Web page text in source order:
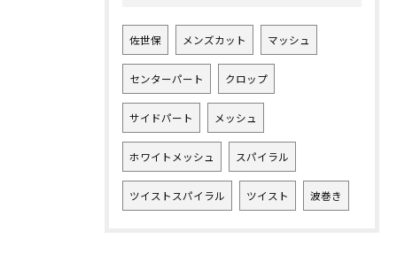
佐世保 メンズカット マッシュ
センターパート クロップ
サイドパート メッシュ
ホワイトメッシュ スパイラル
ツイストスパイラル ツイスト 波巻き